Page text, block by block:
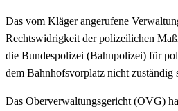
Das vom Kläger angerufene
Rechtswidrigkeit der polizeilichen
die Bundespolizei (Bahnpolizei) für
dem Bahnhofsvorplatz nicht zuständig
Das Oberverwaltungsgericht (OVG)